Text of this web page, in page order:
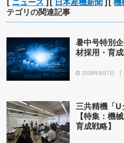
[ ニュース ][ 日本産機新聞 ][機
テゴリの関連記事
暑中号特別
材採用・育
2026年8月7日
三共精機「U
【特集：機
育成戦略】